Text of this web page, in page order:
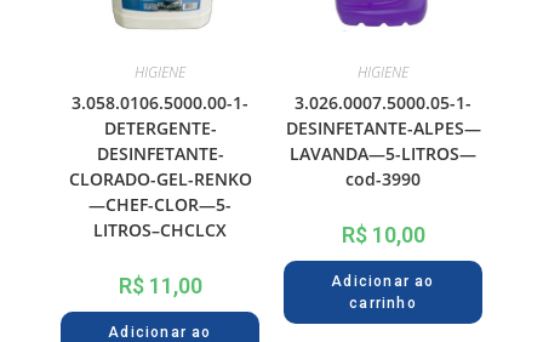
HIGIENE
3.058.0106.5000.00-1-
DETERGENTE-
DESINFETANTE-
CLORADO-GEL-RENKO
—CHEF-CLOR—5-
LITROS–CHCLCX
R$11,00
Adicionar ao
HIGIENE
3.026.0007.5000.05-1-
DESINFETANTE-ALPES—
LAVANDA—5-LITROS—
cod-3990
R$10,00
Adicionar ao
carrinho